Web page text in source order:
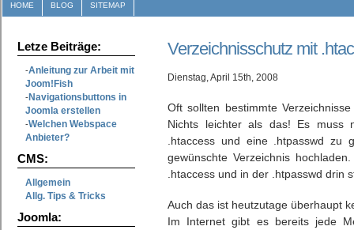
HOME BLOG SITEMAP
Letze Beiträge:
-Anleitung zur Arbeit mit
Joom!Fish
-Navigationsbuttons in
Joomla erstellen
-Welchen Webspace
Anbieter?
CMS:
Allgemein
Allg. Tips & Tricks
Joomla:
Verzeichnisschutz mit
Dienstag, April 15th, 2008
Oft sollten bestimmte
Nichts leichter als das! Es muss
.htaccess und eine .htpasswd zu
gewünschte Verzeichnis
.htaccess und in der .htpasswd drin
Auch das ist heutzutage überhaupt
Im Internet gibt es bereits jede